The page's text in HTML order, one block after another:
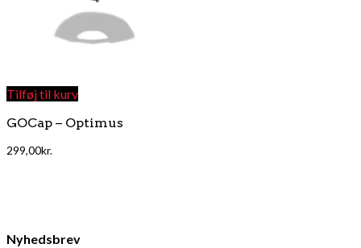
Tilføj til kurv
GOCap – Optimus
299,00kr.
Nyhedsbrev